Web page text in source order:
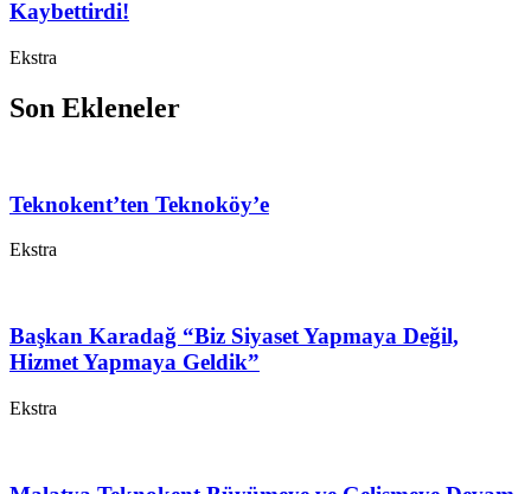
Kaybettirdi!
Ekstra
Son Ekleneler
Teknokent’ten Teknoköy’e
Ekstra
Başkan Karadağ “Biz Siyaset Yapmaya Değil,
Hizmet Yapmaya Geldik”
Ekstra